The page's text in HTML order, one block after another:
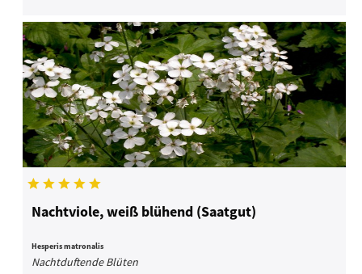
Nachtviole, weiß blühend (Saatgut)
Hesperis matronalis
Nachtduftende Blüten